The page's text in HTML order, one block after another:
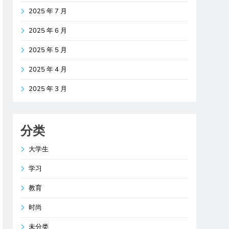
2025 年 7 月
2025 年 6 月
2025 年 5 月
2025 年 4 月
2025 年 3 月
分类
大学生
学习
教育
时尚
未分类